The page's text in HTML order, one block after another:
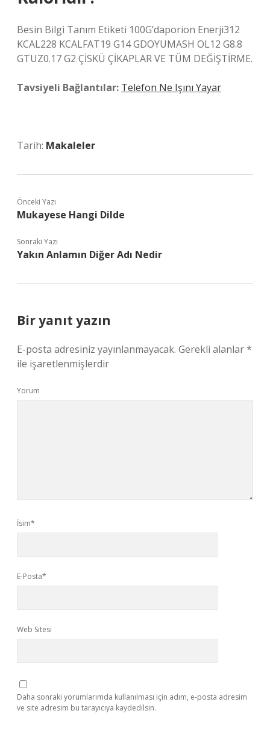
Besin Bilgi Tanım Etiketi 100G’daporion Enerji312
KCAL228 KCALFAT19 G14 GDOYUMASH OL12 G8.8
GTUZ0.17 G2 ÇİSKÜ ÇİKAPLAR VE TÜM DEĞİŞTİRME.
Tavsiyeli Bağlantılar: Telefon Ne Işını Yayar
Tarih: Makaleler
Önceki Yazı
Mukayese Hangi Dilde
Sonraki Yazı
Yakın Anlamın Diğer Adı Nedir
Bir yanıt yazın
E-posta adresiniz yayınlanmayacak. Gerekli alanlar*
ile işaretlenmişlerdir
Yorum
İsim*
E-Posta*
Web Sitesi
Daha sonraki yorumlarımda kullanılması için adım, e-posta adresim
ve site adresim bu tarayıcıya kaydedilsin.